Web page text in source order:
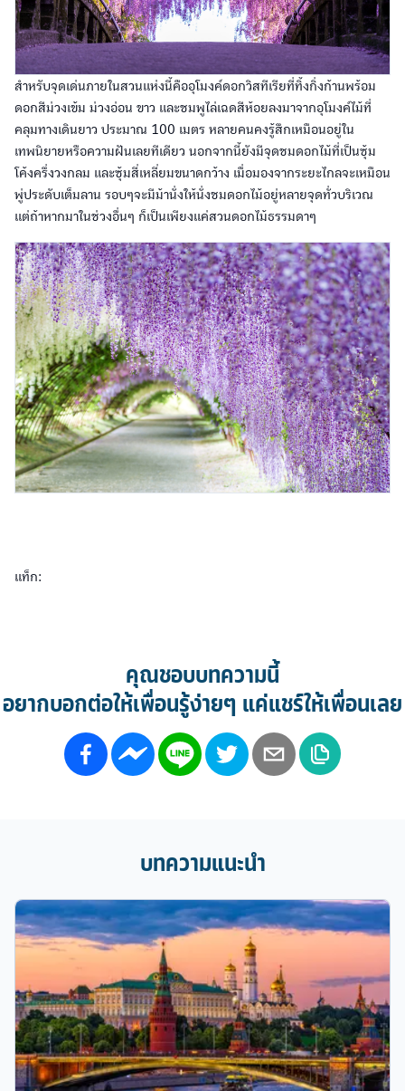
สำหรับจุดเด่นภายในสวนแห่งนี้คืออุโมงค์ดอกวิสทีเรียที่ทิ้งกิ่งก้านพร้อม
ดอกสีม่วงเข้ม ม่วงอ่อน ขาว และชมพูไล่เฉดสีห้อยลงมาจากอุโมงค์ไม้ที่
คลุมทางเดินยาว ประมาณ 100 เมตร หลายคนคงรู้สึกเหมือนอยู่ใน
เทพนิยายหรือความฝันเลยทีเดียว นอกจากนี้ยังมีจุดชมดอกไม้ที่เป็นซุ้ม
โค้งครึ่งวงกลม และซุ้มสี่เหลี่ยมขนาดกว้าง เมื่อมองจากระยะไกลจะเหมือน
พู่ประดับเต็มลาน รอบๆจะมีม้านั่งให้นั่งชมดอกไม้อยู่หลายจุดทั่วบริเวณ
แต่ถ้าหากมาในช่วงอื่นๆ ก็เป็นเพียงแค่สวนดอกไม้ธรรมดาๆ
แท็ก:
คุณชอบบทความนี้
อยากบอกต่อให้เพื่อนรู้ง่ายๆ แค่แชร์ให้เพื่อนเลย
บทความแนะนำ